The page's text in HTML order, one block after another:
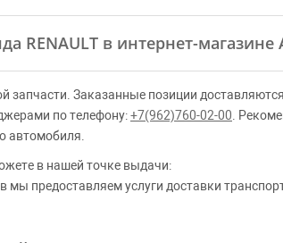
RENAULT в интернет-
Заказанные позиции
по телефону:+7(962)760-02-00 .
автомобиля.
в нашей точке выдачи:
мы предоставляем услуги доставки